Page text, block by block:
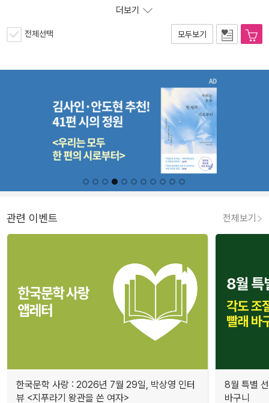
더보기
전체선택 모두보기
관련 이벤트 전체보기
한국문학 사랑 : 2026년 7월 29일, 박상영 인터
뷰 <지푸라기 왕관을 쓴 여자>
8월 특별
바구니